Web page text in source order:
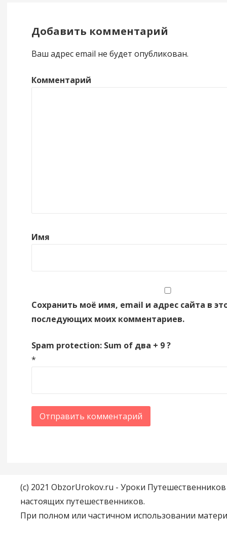
Добавить комментарий
Ваш адрес email не будет опубликован.
Комментарий
Имя
Сохранить моё имя, email и адрес сайта в
последующих моих комментариев.
Spam protection: Sum of два + 9 ?
*
(c) 2021 ObzorUrokov.ru - Уроки
настоящих путешественников.
При полном или частичном использовании